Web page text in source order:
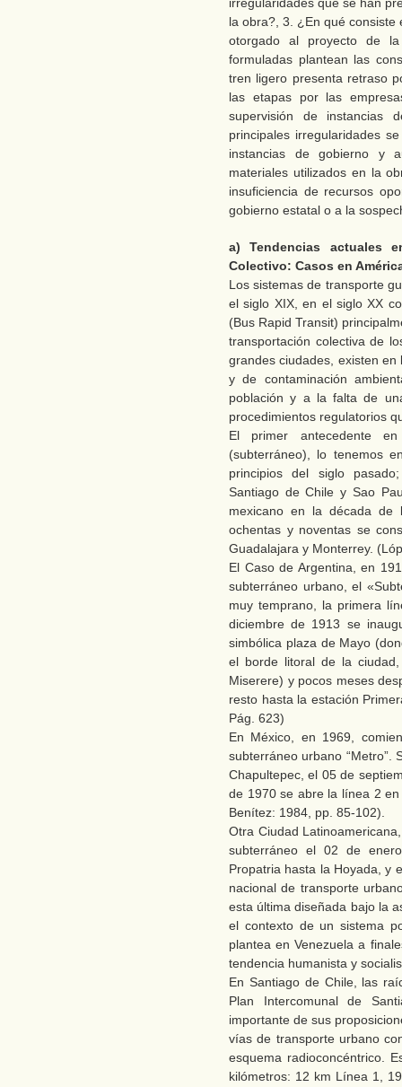
la obra?, 3. ¿En qué
otorgado al proyecto de
formuladas plantean las
tren ligero presenta retraso
las etapas por las
supervisión de instancias
principales irregularidades
instancias de gobierno y
materiales utilizados en la
insuficiencia de recursos
gobierno estatal o a la
a) Tendencias actuales
Colectivo: Casos en
Los sistemas de transporte
el siglo XIX, en el siglo XX
(Bus Rapid Transit)
transportación colectiva de
grandes ciudades, existen
y de contaminación
población y a la falta de
procedimientos regulatorios
El primer antecedente
(subterráneo), lo tenemos
principios del siglo
Santiago de Chile y Sao
mexicano en la década
ochentas y noventas se
Guadalajara y Monterrey.
El Caso de Argentina, en
subterráneo urbano, el
muy temprano, la primera
diciembre de 1913 se
simbólica plaza de Mayo
el borde litoral de la
Miserere) y pocos meses
resto hasta la estación
Pág. 623)
En México, en 1969,
subterráneo urbano “Metro”.
Chapultepec, el 05 de
de 1970 se abre la línea 2
Benítez: 1984, pp. 85-102).
Otra Ciudad
subterráneo el 02 de
Propatria hasta la Hoyada, y
nacional de transporte
esta última diseñada bajo la
el contexto de un sistema
plantea en Venezuela a
tendencia humanista y
En Santiago de Chile, las
Plan Intercomunal de
importante de sus
vías de transporte urbano
esquema radioconcéntrico.
kilómetros: 12 km Línea 1,